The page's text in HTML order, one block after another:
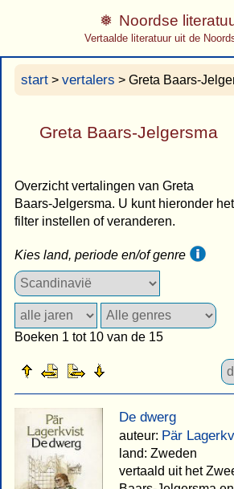
Noordse
Vertaalde literatuur uit de
start > vertalers > Greta Baars-
Greta Baars-Jelgersma
Overzicht vertalingen van Greta
Baars-Jelgersma. U kunt hieronder het
filter instellen of veranderen.
Kies land, periode en/of genre
Boeken 1 tot 10 van de 15
De dwerg
auteur: Pär
land: Zweden
vertaald uit het